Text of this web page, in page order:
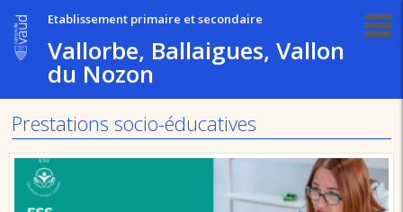
Etablissement primaire et secondaire
Vallorbe, Ballaigues, Vallon
du Nozon
Prestations socio-éducatives